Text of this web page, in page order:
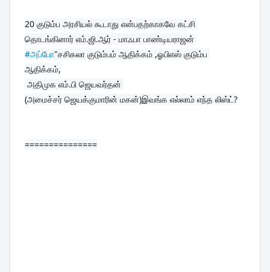
20 குடும்ப அரசியல் கூடாது என்பதற்காகவே கட்சி
#அப்போ"சசிகலா குடும்பம் ஆதிக்கம் ,ஓபிஎஸ் குடும்ப
ஆதிக்கம்,
(அமைச்சர் ஜெயக்குமாரின் மகன்)இவங்க எல்லாம் எந்த லிஸ்ட்?
===============